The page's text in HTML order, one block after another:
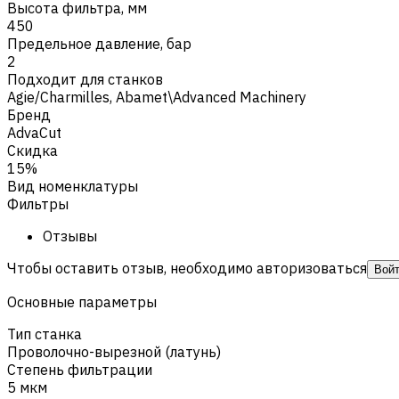
Высота фильтра, мм
450
Предельное давление, бар
2
Подходит для станков
Agie/Charmilles, Abamet\Advanced Machinery
Бренд
AdvaCut
Скидка
15%
Вид номенклатуры
Фильтры
Отзывы
Чтобы оставить отзыв, необходимо авторизоваться
Основные параметры
Тип станка
Проволочно-вырезной (латунь)
Степень фильтрации
5 мкм